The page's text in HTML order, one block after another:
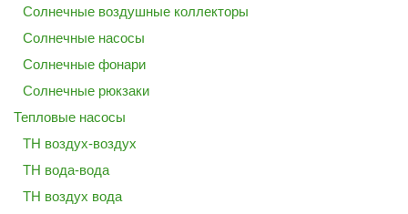
Солнечные воздушные коллекторы
Солнечные насосы
Солнечные фонари
Солнечные рюкзаки
Тепловые насосы
ТН воздух-воздух
ТН вода-вода
ТН воздух вода